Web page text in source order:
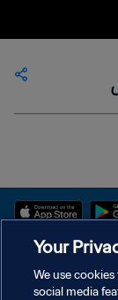
Your
We use
social media